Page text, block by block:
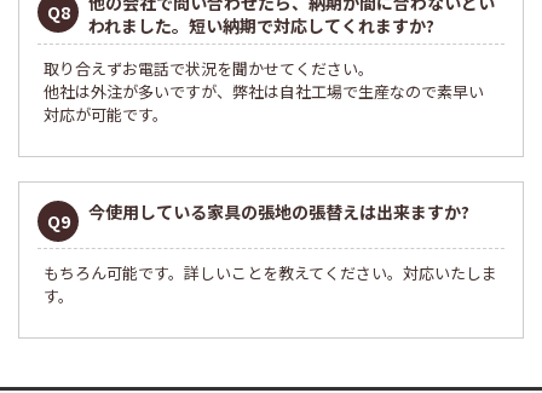
Q8
われました。 短い納期で対応してくれますか?
取り合えずお電話で状況を聞かせてください。
他社は外注が多いですが、弊社は自社工場で生産なので素早い
対応が可能です。
Q9 今使用している家具の張地の張替えは出来ますか?
もちろん可能です。詳しいことを教えてください。対応いたしま
す。